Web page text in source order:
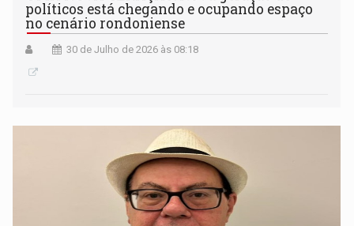
políticos está chegando e ocupando espaço
no cenário rondoniense
30 de Julho de 2026 às 08:18